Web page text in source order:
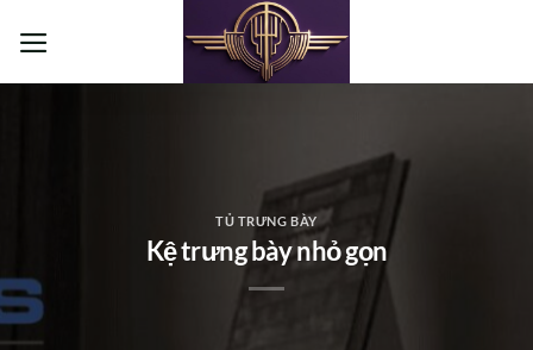
qua
TỦ TRƯNG BÀY
Kệ trưng bày nhỏ gọn